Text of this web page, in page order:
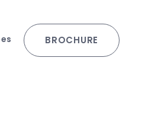
BROCHURE